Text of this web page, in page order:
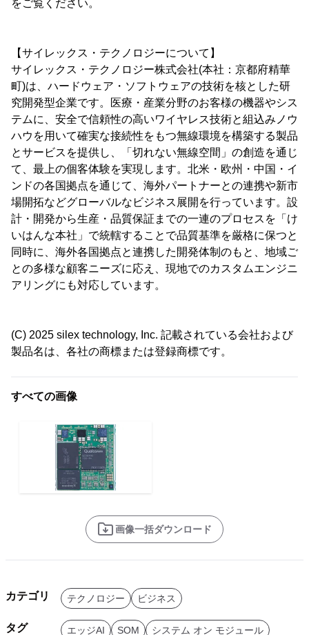
をご覧ください。
【サイレックス・テクノロジーについて】
サイレックス・テクノロジー株式会社(本社：京都府精華
町)は、ハードウェア・ソフトウェアの技術を核とした研
究開発型企業です。医療・産業分野のお客様の機器やシス
テムに、安全で信頼性の高いワイヤレス技術と組込みノウ
ハウを用いて確実な接続性をもつ無線環境を構築する製品
とサービスを提供し、「切れない無線空間」の創造を通じ
て、最上の個客体験を実現します。北米・欧州・中国・イ
ンドの各国拠点を通じて、海外パートナーとの連携や新市
場開拓などグローバルなビジネス展開を行っています。設
計・開発から生産・品質保証までの一連のプロセスを「け
いはんな本社」で統轄することで品質基準を厳格に保つと
同時に、海外各国拠点と連携した開発体制のもと、地域ご
との多様な顧客ニーズに応え、現地でのカスタムエンジニ
アリングにも対応しています。
(C) 2025 silex technology, Inc. 記載されている会社および
製品名は、各社の商標または登録商標です。
すべての画像
画像一括ダウンロード
カテゴリ テクノロジー ビジネス
タグ エッジAI SOM システム オン モジュール